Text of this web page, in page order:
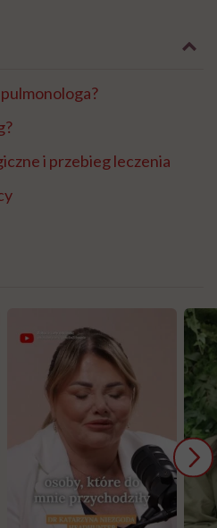
i przebieg leczenia